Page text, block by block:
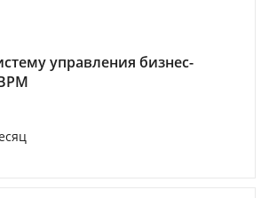
управления бизнес-